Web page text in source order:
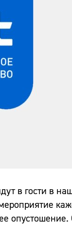
в гости в